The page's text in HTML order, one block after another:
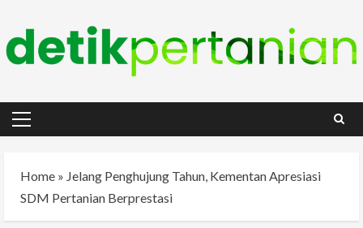
content
Primary
Home » Jelang Penghujung Tahun, Kementan Apresiasi
SDM Pertanian Berprestasi